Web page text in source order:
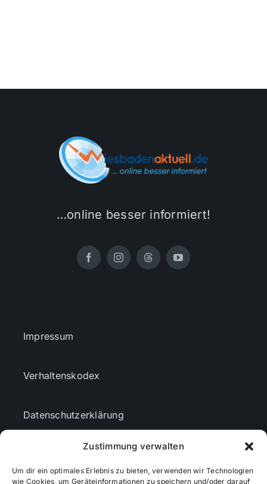
Zustimmung verwalten
Um dir ein optimales Erlebnis zu bieten, verwenden wir Technologien
wie Cookies, um Geräteinformationen zu speichern und/oder darauf
…online besser informiert!
Impressum
Verhaltenskodex
Datenschutzerklärung